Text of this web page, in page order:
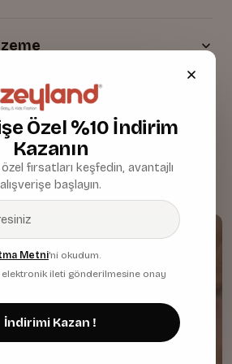
Özel %10 İndirim
Kazanın
fırsatları keşfedin, avantajlı
alışverişe başlayın.
Metni'ni okudum.
elektronik ileti gönderilmesine onay
İndirimi Kazan !